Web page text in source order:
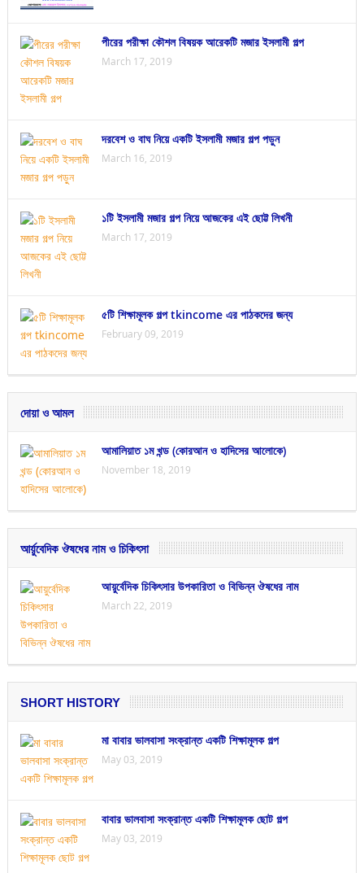
পীরের পরীক্ষা কৌশল বিষয়ক আরেকটি মজার ইসলামী গল্প
March 17, 2019
দরবেশ ও বাঘ নিয়ে একটি ইসলামী মজার গল্প পড়ুন
March 16, 2019
১টি ইসলামী মজার গল্প নিয়ে আজকের এই ছোট্ট লিখনী
March 17, 2019
৫টি শিক্ষামূলক গল্প tkincome এর পাঠকদের জন্য
February 09, 2019
দোয়া ও আমল
আমালিয়াত ১ম খন্ড (কোরআন ও হাদিসের আলোকে)
November 18, 2019
আর্য়ুবেদিক ঔষধের নাম ও চিকিৎসা
আয়ুর্বেদিক চিকিৎসার উপকারিতা ও বিভিন্ন ঔষধের নাম
March 22, 2019
SHORT HISTORY
মা বাবার ভালবাসা সংক্রান্ত একটি শিক্ষামূলক গল্প
May 03, 2019
বাবার ভালবাসা সংক্রান্ত একটি শিক্ষামূলক ছোট গল্প
May 03, 2019